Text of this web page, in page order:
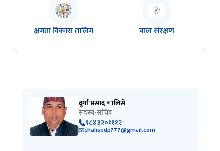
क्षमता विकास तालिम बाल संरक्षण
दुर्गा प्रसाद चालिसे
सदस्य-सचिव
९८४३२०१११२
chalisedp777@gmail.com